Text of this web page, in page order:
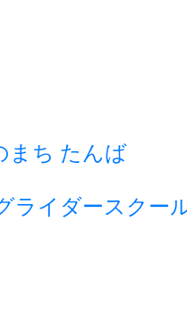
まち たんば
ライダースクー